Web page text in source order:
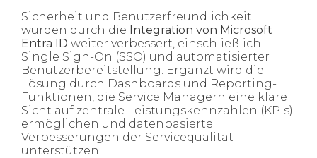
Sicherheit und Benutzerfreundlichkeit
wurden durch die Integration von Microsoft
Entra ID weiter verbessert, einschließlich
Single Sign-On (SSO) und automatisierter
Benutzerbereitstellung. Ergänzt wird die
Lösung durch Dashboards und Reporting-
Funktionen, die Service Managern eine klare
Sicht auf zentrale Leistungskennzahlen (KPIs)
ermöglichen und datenbasierte
Verbesserungen der Servicequalität
unterstützen.